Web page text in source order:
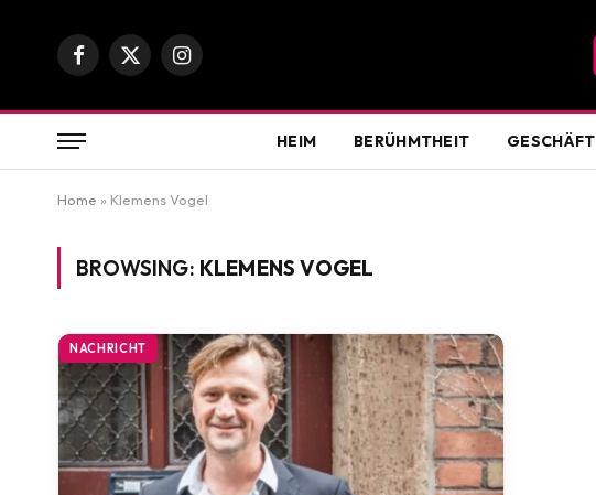
Facebook
X
Instagram
HEIM BERÜHMTHEIT GESCHÄFT
Home » Klemens Vogel
BROWSING: KLEMENS VOGEL
NACHRICHT